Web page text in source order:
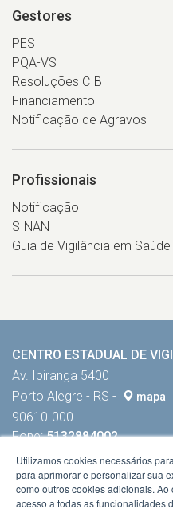
Gestores
PES
PQA-VS
Resoluções CIB
Financiamento
Notificação de Agravos
Profissionais
Notificação
SINAN
Guia de Vigilância em Saúde
CENTRO ESTADUAL DE
Av. Ipiranga 5400
Porto Alegre - RS -
mapa
90610-000
Fone:5132884002
Utilizamos cookies necessários
para aprimorar e personalizar sua
como outros cookies adicionais. Ao
acesso a todas as funcionalidades